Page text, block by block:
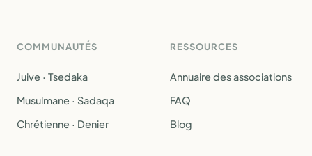
COMMUNAUTÉS
Juive · Tsedaka
Musulmane · Sadaqa
Chrétienne · Denier
RESSOURCES
Annuaire des associations
FAQ
Blog